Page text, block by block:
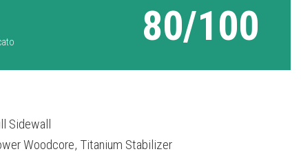
80/100
Sidewall
Woodcore, Titanium Stabilizer